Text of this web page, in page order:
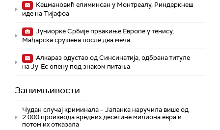
Кецмановић елиминсан у Монтреалу, Риндеркнеш
иде на Тијафоа
Јуниорке Србије првакиње Европе у тенису,
Мађарска срушена после два меча
Алкараз одустао од Синсинатија, одбрана титуле
на Ју-Ес опену под знаком питања
Занимљивости
Чудан случај криминала – Јапанка наручила више од
2.000 производа вредних десетине милиона евра и
потом их отказала